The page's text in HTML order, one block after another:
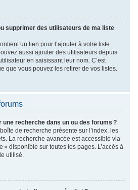
supprimer des utilisateurs de ma liste
un lien pour l’ajouter à votre liste
aussi ajouter des utilisateurs depuis
en saisissant leur nom. C’est
que vous pouvez les retirer de vos listes.
recherche dans un ou des forums ?
de recherche présente sur l’index, les
La recherche avancée est accessible via
» disponible sur toutes les pages. L’accès à
utilisé.